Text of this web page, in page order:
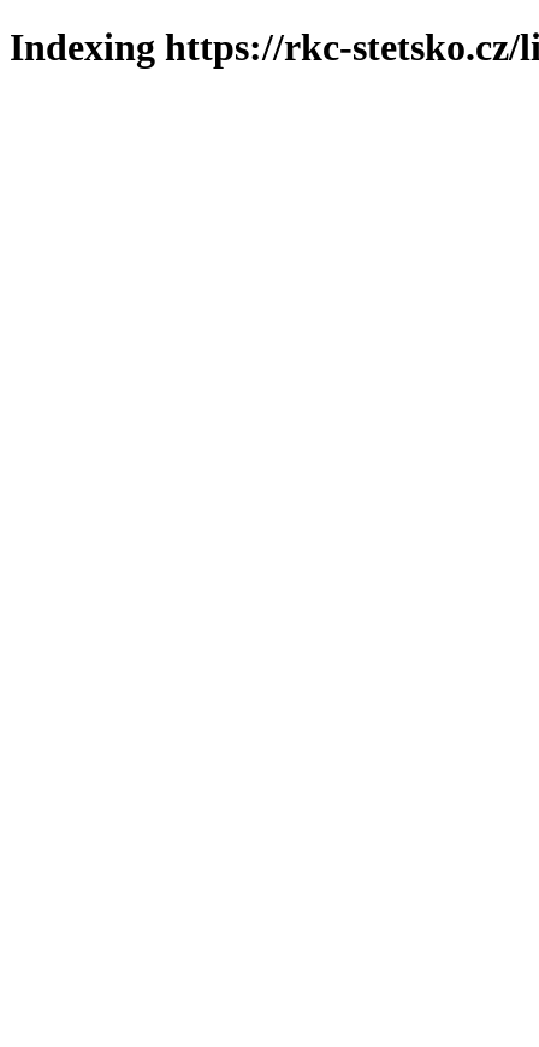
Indexing https://rkc-stetsko.cz/